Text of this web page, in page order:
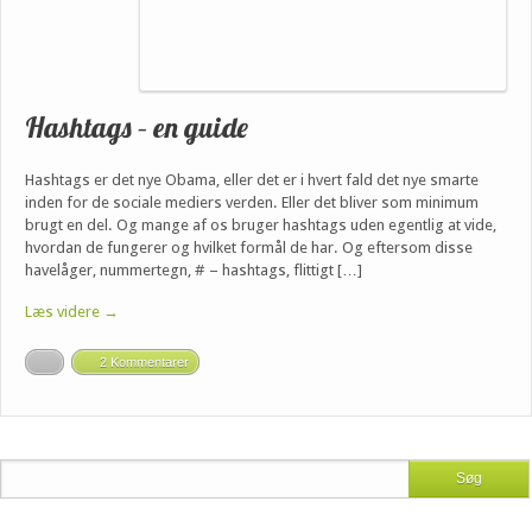
Hashtags – en guide
Hashtags er det nye Obama, eller det er i hvert fald det nye smarte
inden for de sociale mediers verden. Eller det bliver som minimum
brugt en del. Og mange af os bruger hashtags uden egentlig at vide,
hvordan de fungerer og hvilket formål de har. Og eftersom disse
havelåger, nummertegn, # – hashtags, flittigt […]
Læs videre →
2 Kommentarer